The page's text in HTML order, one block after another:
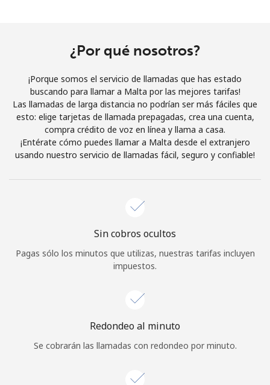
Únete
¡Hola!
Inicia sesión oREGÍSTRATE →
¿Olvidaste tu contraseña? →
o
Continuar con
¿Por qué nosotros?
¡Porque somos el servicio de llamadas que has estado
buscando para llamar a Malta por las mejores tarifas!
Las llamadas de larga distancia no podrían ser más fáciles que
esto: elige tarjetas de llamada prepagadas, crea una cuenta,
compra crédito de voz en línea y llama a casa.
¡Entérate cómo puedes llamar a Malta desde el extranjero
usando nuestro servicio de llamadas fácil, seguro y confiable!
Sin cobros ocultos
Pagas sólo los minutos que utilizas, nuestras tarifas incluyen
impuestos.
Redondeo al minuto
Se cobrarán las llamadas con redondeo por minuto.